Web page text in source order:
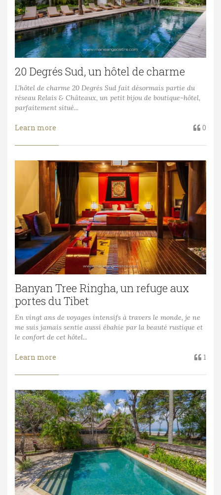
20 Degrés Sud, un hôtel de charme
L'hôtel de charme 20 Degrés Sud fait désormais partie du
réseau Relais & Châteaux, un petit bijou de boutique-hôtel,
parfaitement situé...
Learn more 0
Banyan Tree Ringha, un refuge aux
portes du Tibet
En vingt ans de voyages intensifs à travers le monde, je ne
me suis jamais sentie aussi ébahie par la beauté rustique et
le confort de cet hôtel...
Learn more 1